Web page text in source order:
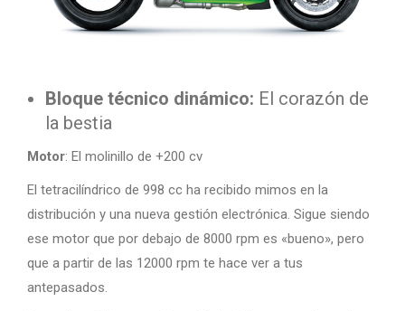
Bloque técnico dinámico: El corazón de
la bestia
Motor: El molinillo de +200 cv
El tetracilíndrico de 998 cc ha recibido mimos en la
distribución y una nueva gestión electrónica. Sigue siendo
ese motor que por debajo de 8000 rpm es «bueno», pero
que a partir de las 12000 rpm te hace ver a tus
antepasados.